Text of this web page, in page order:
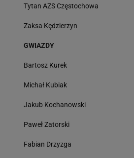
Tytan AZS Częstochowa
Zaksa Kędzierzyn
GWIAZDY
Bartosz Kurek
Michał Kubiak
Jakub Kochanowski
Paweł Zatorski
Fabian Drzyzga